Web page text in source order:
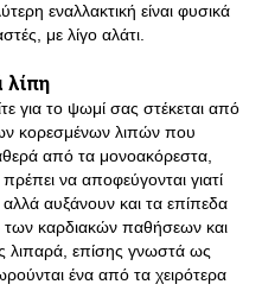
εναλλακτική είναι φυσικά
με λίγο αλάτι.
λίπη
για το ψωμί σας στέκεται από
κορεσμένων λιπών που
από τα μονοακόρεστα,
να αποφεύγονται γιατί
αυξάνουν και τα επίπεδα
των καρδιακών παθήσεων και
λιπαρά, επίσης γνωστά ως
ένα από τα χειρότερα